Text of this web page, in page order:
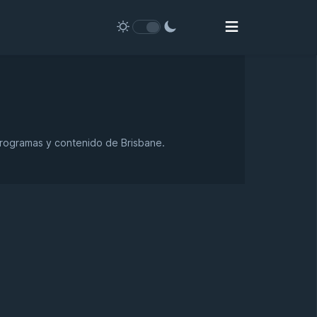
y contenido de Brisbane.